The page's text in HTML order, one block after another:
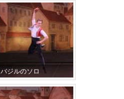
バジルのソロ